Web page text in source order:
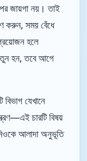
জায়গা নয়। তাই
করুন, সময় বেঁধে
হলে
হন, তবে আগে
যেখানে
চারটি বিষয়
আলাদা অনুভূতি